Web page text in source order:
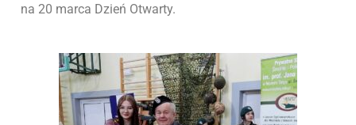
na 20 marca Dzień Otwarty.